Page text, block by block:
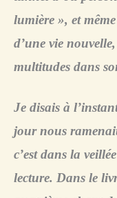
lumière », et
d’une vie
multitudes dans
Je disais à
jour nous
c’est dans la
lecture. Dans le